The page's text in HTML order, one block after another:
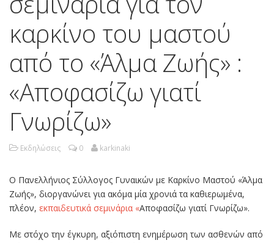
καρκίνο του μαστού
από το «Άλμα Ζωής» :
«Αποφασίζω γιατί
Γνωρίζω»
Εκδηλώσεις 0 karkinaki
Ο Πανελλήνιος Σύλλογος Γυναικών με Καρκίνο Μαστού «Άλμα
Ζωής», διοργανώνει για ακόμα μία χρονιά τα καθιερωμένα,
πλέον, εκπαιδευτικά σεμινάρια «Αποφασίζω γιατί Γνωρίζω».
Με στόχο την έγκυρη, αξιόπιστη ενημέρωση των ασθενών από